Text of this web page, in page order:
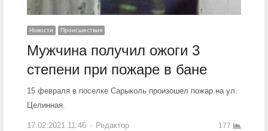
Новости Происшествия
Мужчина получил ожоги 3
степени при пожаре в бане
15 февраля в поселке Сарыколь произошел пожар на ул.
Целинная.
17.02.2021 11:46 Author
Редактор 177